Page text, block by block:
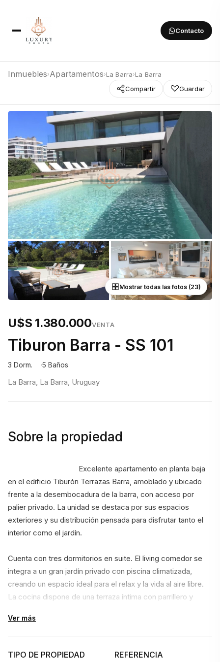
Contacto
Inmuebles›Apartamentos›La Barra›La Barra
Compartir
Guardar
Mostrar todas las fotos (23)
U$S 1.380.000VENTA
Tiburon Barra - SS 101
3 Dorm. 5 Baños
La Barra, La Barra, Uruguay
Sobre la propiedad
en el edificio Tiburón Terrazas Barra, amoblado y ubicado
frente a la desembocadura de la barra, con acceso por
palier privado. La unidad se destaca por sus espacios
exteriores y su distribución pensada para disfrutar tanto el
interior como el jardín.
Cuenta con tres dormitorios en suite. El living comedor se
integra a un gran jardín privado con piscina climatizada,
creando un espacio ideal para el relax y la vida al aire libre.
La cocina dispone de una terraza íntima con parrillero y
La propiedad se completa con dependencia de servicio
Ver más
TIPO DE PROPIEDAD REFERENCIA